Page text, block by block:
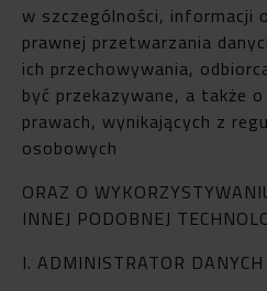
w szczególności, informacji
prawnej przetwarzania
ich przechowywania,
być przekazywane, a także
prawach, wynikających z
osobowych
ORAZ O
INNEJ PODOBNEJ
I. ADMINISTRATOR DANYCH